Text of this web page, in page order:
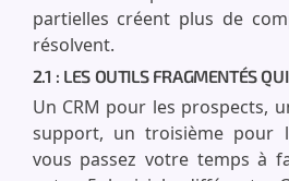
partielles créent plus de
résolvent.
2.1 : LES OUTILS FRAGMENTÉS
Un CRM pour les prospects,
support, un troisième pour
vous passez votre temps à